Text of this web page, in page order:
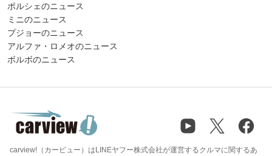
ポルシェのニュース
ミニのニュース
プジョーのニュース
アルファ・ロメオのニュース
ボルボのニュース
carview!（カービュー）はLINEヤフー株式会社が運営するクルマに関するあ